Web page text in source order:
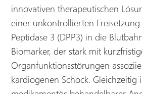
innovativen therapeutischen
einer unkontrollierten
Peptidase 3 (DPP3) in die
Biomarker, der stark mit
Organfunktionsstörungen
kardiogenen Schock. Gleichzeitig